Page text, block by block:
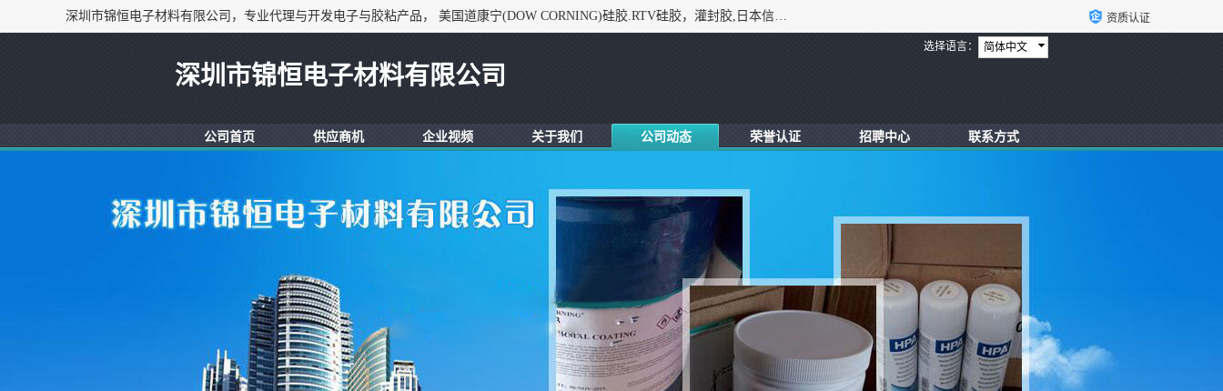
深圳市锦恒电子材料有限公司，专业代理与开发电子与胶粘产品， 美国道康宁(DOW CORNING)硅胶.RTV硅胶，灌封胶,日本信越(ShinEtsu)， 美国通用/东芝(GE/Toshiba)，美国HUMISEAL防潮绝缘胶， 日本小西(KONISHI)胶粘剂，3M,三键，乐泰，日本施敏打硬(CEMEDINE)硅胶，等众多进口品牌. 资质认证
简体中文
选择语言：
深圳市锦恒电子材料有限公司
公司首页 供应商机 企业视频 关于我们 公司动态 荣誉认证 招聘中心 联系方式